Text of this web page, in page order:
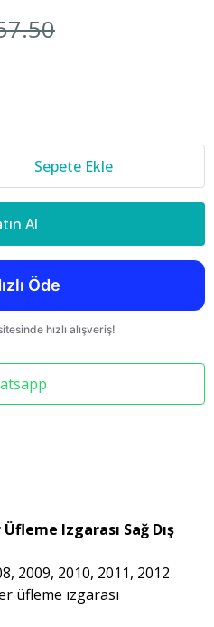
Sepete Ekle
Al
Izgarası Sağ Dış
2009, 2010, 2011, 2012
üfleme ızgarası